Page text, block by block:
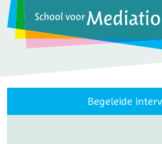
Begeleide